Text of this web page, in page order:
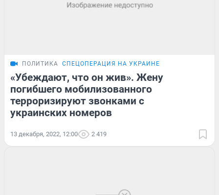
ПОЛИТИКА СПЕЦОПЕРАЦИЯ НА УКРАИНЕ
«Убеждают, что он жив». Жену
погибшего мобилизованного
терроризируют звонками с
украинских номеров
13 декабря, 2022, 12:00 2 419